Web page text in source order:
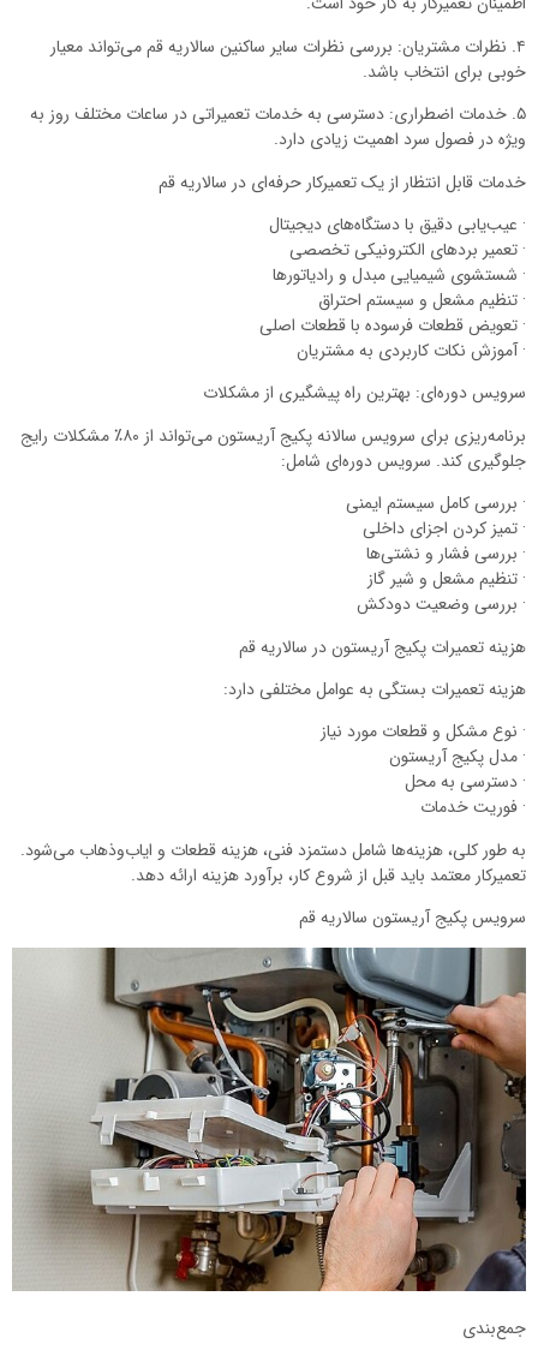
۴. نظرات مشتریان: بررسی نظرات سایر ساکنین سالاریه قم می‌تواند معیار
خوبی برای انتخاب باشد.
۵. خدمات اضطراری: دسترسی به خدمات تعمیراتی در ساعات مختلف روز به
ویژه در فصول سرد اهمیت زیادی دارد.
خدمات قابل انتظار از یک تعمیرکار حرفه‌ای در سالاریه قم
· عیب‌یابی دقیق با دستگاه‌های دیجیتال
· تعمیر بردهای الکترونیکی تخصصی
· شستشوی شیمیایی مبدل و رادیاتورها
· تنظیم مشعل و سیستم احتراق
· تعویض قطعات فرسوده با قطعات اصلی
· آموزش نکات کاربردی به مشتریان
سرویس دوره‌ای: بهترین راه پیشگیری از مشکلات
برنامه‌ریزی برای سرویس سالانه پکیج آریستون می‌تواند از ۸۰٪ مشکلات رایج
جلوگیری کند. سرویس دوره‌ای شامل:
· بررسی کامل سیستم ایمنی
· تمیز کردن اجزای داخلی
· بررسی فشار و نشتی‌ها
· تنظیم مشعل و شیر گاز
· بررسی وضعیت دودکش
هزینه تعمیرات پکیج آریستون در سالاریه قم
هزینه تعمیرات بستگی به عوامل مختلفی دارد:
· نوع مشکل و قطعات مورد نیاز
· مدل پکیج آریستون
· دسترسی به محل
· فوریت خدمات
به طور کلی، هزینه‌ها شامل دستمزد فنی، هزینه قطعات و ایاب‌وذهاب می‌شود.
تعمیرکار معتمد باید قبل از شروع کار، برآورد هزینه ارائه دهد.
سرویس پکیج آریستون سالاریه قم
جمع‌بندی